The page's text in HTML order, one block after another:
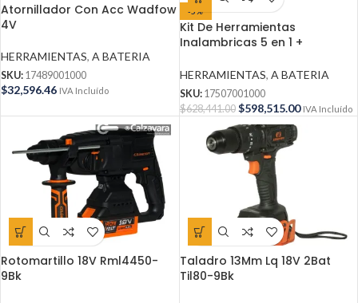
Atornillador Con Acc Wadfow
4V
HERRAMIENTAS, A BATERIA
SKU: 17489001000
$32,596.46 IVA Incluído
-5%
Kit De Herramientas
Inalambricas 5 en 1 +
HERRAMIENTAS, A BATERIA
SKU: 17507001000
$628,441.00 $598,515.00 IVA Incluído
Rotomartillo 18V Rml4450-
9Bk
Taladro 13Mm Lq 18V 2Bat
Til80-9Bk